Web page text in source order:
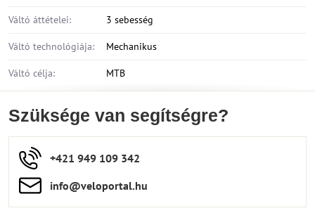
Váltó áttételei: 3 sebesség
Váltó technológiája: Mechanikus
Váltó célja: MTB
Szüksége van segítségre?
+421 949 109 342
info​​@veloportal​.hu